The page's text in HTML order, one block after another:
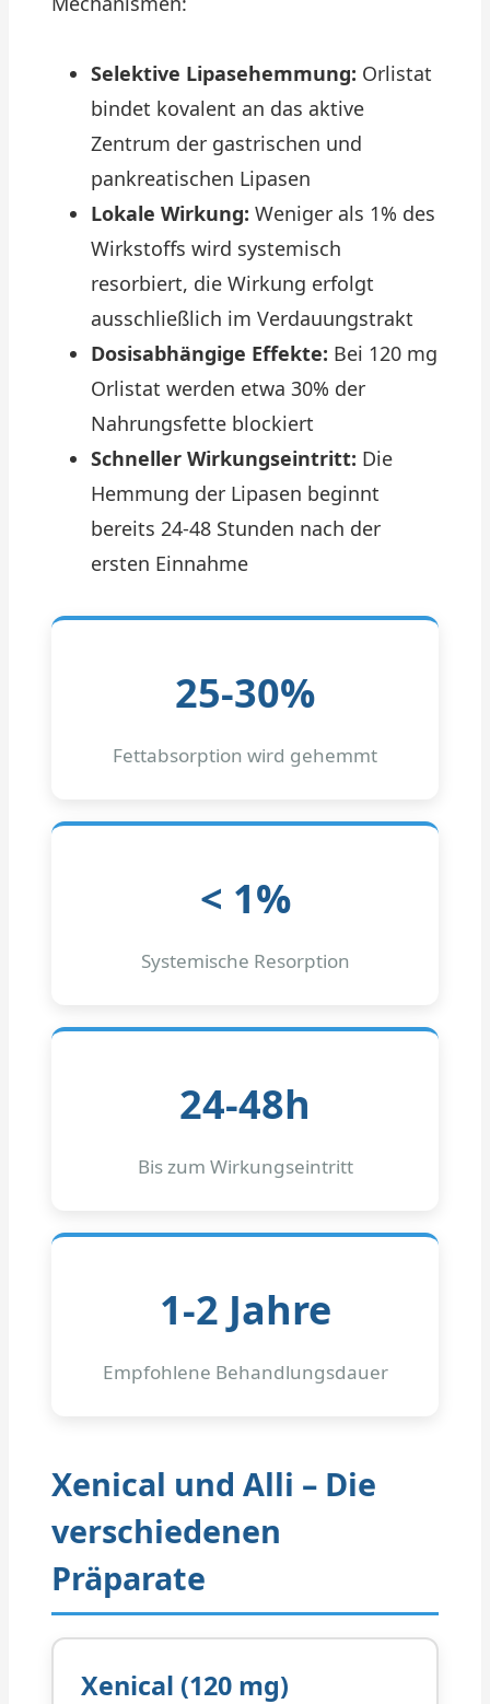
Selektive Lipasehemmung: Orlistat
bindet kovalent an das aktive
Zentrum der gastrischen und
pankreatischen Lipasen
Lokale Wirkung: Weniger als 1% des
Wirkstoffs wird systemisch
resorbiert, die Wirkung erfolgt
ausschließlich im Verdauungstrakt
Dosisabhängige Effekte: Bei 120 mg
Orlistat werden etwa 30% der
Nahrungsfette blockiert
Schneller Wirkungseintritt: Die
Hemmung der Lipasen beginnt
bereits 24-48 Stunden nach der
ersten Einnahme
25-30%
Fettabsorption wird gehemmt
< 1%
Systemische Resorption
24-48h
Bis zum Wirkungseintritt
1-2 Jahre
Empfohlene Behandlungsdauer
Xenical und Alli – Die
verschiedenen
Präparate
Xenical (120 mg)